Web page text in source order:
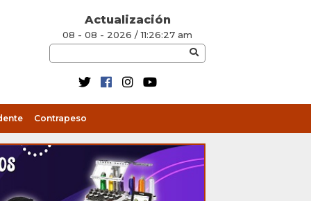
Actualización
08 - 08 - 2026 / 11:26:28 am
Contrapeso